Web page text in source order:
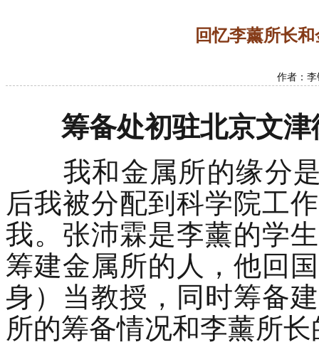
回忆李薰所长
作者：李
筹备处初驻北京文津
我和金属所的缘分是
后我被分配到科学院工
我。张沛霖是李薰的学
筹建金属所的人，他回
身）当教授，同时筹备
所的筹备情况和李薰所